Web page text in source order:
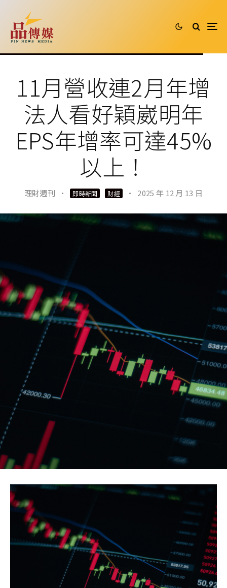
11月營收連2月年增
法人看好穎崴明年
EPS年增率可達45%
以上！
理財週刊 · 即時新聞 財經 · 2025 年 12 月 13 日